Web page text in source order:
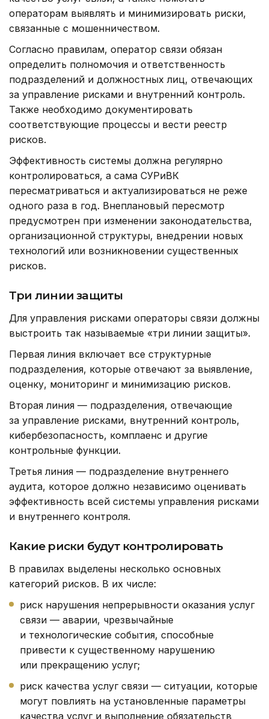
операторам выявлять и минимизировать риски,
связанные с мошенничеством.
Согласно правилам, оператор связи обязан
определить полномочия и ответственность
подразделений и должностных лиц, отвечающих
за управление рисками и внутренний контроль.
Также необходимо документировать
соответствующие процессы и вести реестр
рисков.
Эффективность системы должна регулярно
контролироваться, а сама СУРиВК
пересматриваться и актуализироваться не реже
одного раза в год. Внеплановый пересмотр
предусмотрен при изменении законодательства,
организационной структуры, внедрении новых
технологий или возникновении существенных
рисков.
Три линии защиты
Для управления рисками операторы связи должны
выстроить так называемые «три линии защиты».
Первая линия включает все структурные
подразделения, которые отвечают за выявление,
оценку, мониторинг и минимизацию рисков.
Вторая линия — подразделения, отвечающие
за управление рисками, внутренний контроль,
кибербезопасность, комплаенс и другие
контрольные функции.
Третья линия — подразделение внутреннего
аудита, которое должно независимо оценивать
эффективность всей системы управления рисками
и внутреннего контроля.
Какие риски будут контролировать
В правилах выделены несколько основных
категорий рисков. В их числе:
риск нарушения непрерывности оказания услуг
связи — аварии, чрезвычайные
и технологические события, способные
привести к существенному нарушению
или прекращению услуг;
риск качества услуг связи — ситуации, которые
могут повлиять на установленные параметры
качества услуг и выполнение обязательств